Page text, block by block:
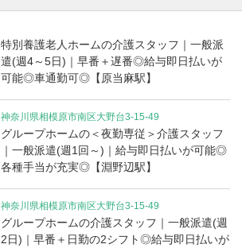
特別養護老人ホームの介護スタッフ｜一般派
遣(週4～5日)｜早番＋遅番◎給与即日払いが
可能◎車通勤可◎【原当麻駅】
神奈川県相模原市南区大野台3-15-49
グループホームの＜夜勤専従＞介護スタッフ
｜一般派遣(週1回～)｜給与即日払いが可能◎
各種手当が充実◎【淵野辺駅】
神奈川県相模原市南区大野台3-15-49
グループホームの介護スタッフ｜一般派遣(週
2日)｜早番＋日勤の2シフト◎給与即日払いが